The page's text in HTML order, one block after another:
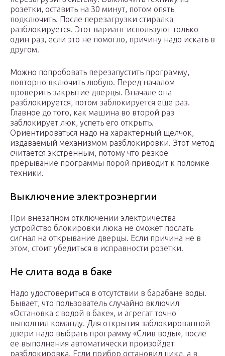
розетки, оставить на 30 минут, потом опять
подключить. После перезагрузки стиралка
разблокируется. Этот вариант используют только
один раз, если это не помогло, причину надо искать в
другом.
Можно попробовать перезапустить программу,
повторно включить любую. Перед началом
проверить закрытие дверцы. Вначале она
разблокируется, потом заблокируется еще раз.
Главное до того, как машина во второй раз
заблокирует люк, успеть его открыть.
Ориентироваться надо на характерный щелчок,
издаваемый механизмом разблокировки. Этот метод
считается экстренным, потому что резкое
прерывание программы порой приводит к поломке
техники.
Выключение электроэнергии
При внезапном отключении электричества
устройство блокировки люка не сможет послать
сигнал на открывание дверцы. Если причина не в
этом, стоит убедиться в исправности розетки.
Не слита вода в баке
Надо удостовериться в отсутствии в барабане воды.
Бывает, что пользователь случайно включил
«Остановка с водой в баке», и агрегат точно
выполнил команду. Для открытия заблокированной
двери надо выбрать программу «Слив воды», после
ее выполнения автоматически произойдет
разблокировка. Если прибор остановил цикл, а в